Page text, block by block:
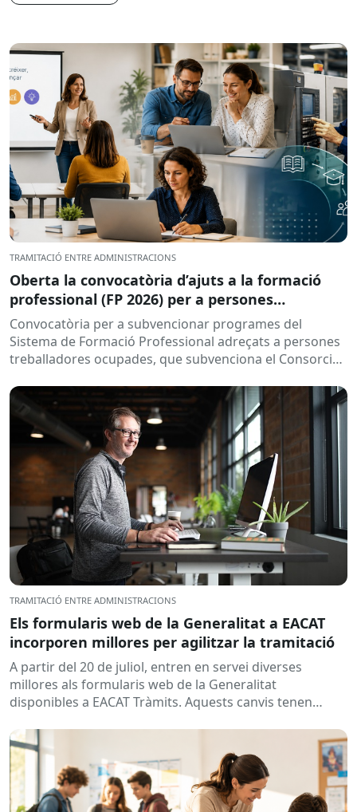
TRAMITACIÓ ENTRE ADMINISTRACIONS
Oberta la convocatòria d’ajuts a la formació
professional (FP 2026) per a persones
treballadores ocupades
Convocatòria per a subvencionar programes del
Sistema de Formació Professional adreçats a persones
treballadores ocupades, que subvenciona el Consorci
TRAMITACIÓ ENTRE ADMINISTRACIONS
Els formularis web de la Generalitat a EACAT
incorporen millores per agilitzar la tramitació
A partir del 20 de juliol, entren en servei diverses
millores als formularis web de la Generalitat
disponibles a EACAT Tràmits. Aquests canvis tenen